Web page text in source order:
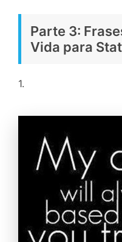
Parte 3:
Vida para
1.